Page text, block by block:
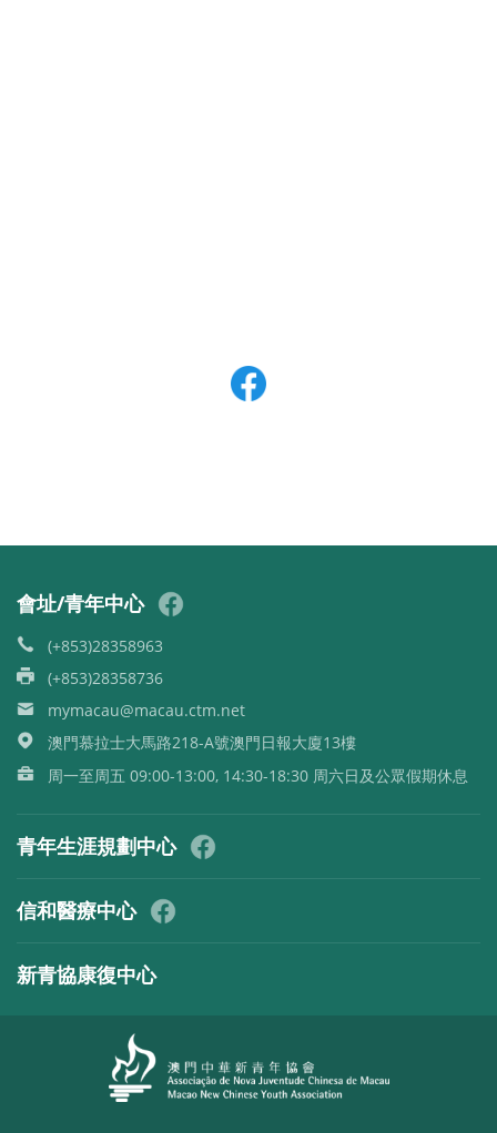
會址/青年中心
(+853)28358963
(+853)28358736
mymacau@macau.ctm.net
澳門慕拉士大馬路218-A號澳門日報大廈13樓
周一至周五 09:00-13:00, 14:30-18:30 周六日及公眾假期休息
青年生涯規劃中心
信和醫療中心
新青協康復中心